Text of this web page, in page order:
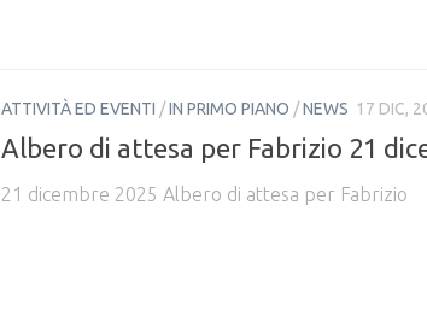
ATTIVITÀ ED EVENTI /IN PRIMO PIANO /NEWS 17 DIC,
Albero di attesa per Fabrizio 21
21 dicembre 2025 Albero di attesa per Fabrizio